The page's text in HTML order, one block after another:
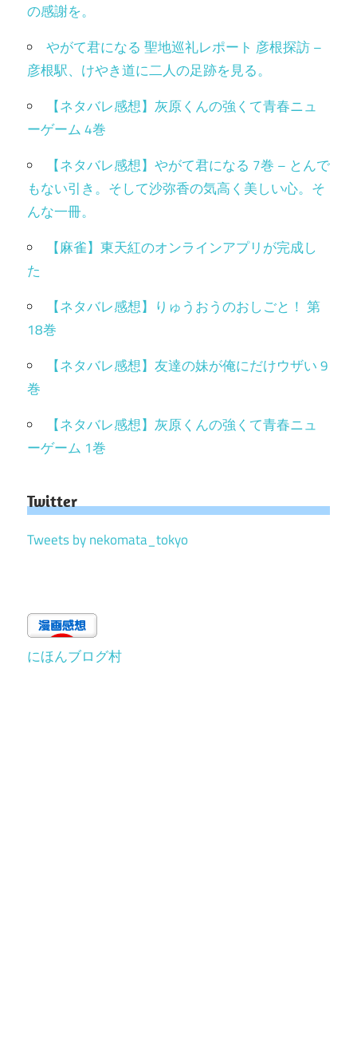
の感謝を。
やがて君になる 聖地巡礼レポート 彦根探訪 –
彦根駅、けやき道に二人の足跡を見る。
【ネタバレ感想】灰原くんの強くて青春ニュ
ーゲーム 4巻
【ネタバレ感想】やがて君になる 7巻 – とんで
もない引き。そして沙弥香の気高く美しい心。そ
んな一冊。
【麻雀】東天紅のオンラインアプリが完成し
た
【ネタバレ感想】りゅうおうのおしごと！ 第
18巻
【ネタバレ感想】友達の妹が俺にだけウザい 9
巻
【ネタバレ感想】灰原くんの強くて青春ニュ
ーゲーム 1巻
Twitter
Tweets by nekomata_tokyo
にほんブログ村